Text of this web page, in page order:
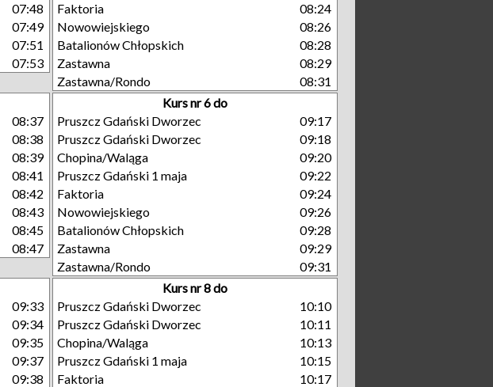
07:48
07:49
07:51
07:53
Faktoria
08:24
Nowowiejskiego
08:26
Batalionów Chłopskich
08:28
Zastawna
08:29
Zastawna/Rondo
08:31
08:37
08:38
08:39
08:41
08:42
08:43
08:45
08:47
Kurs nr 6 do
Pruszcz Gdański Dworzec
09:17
Pruszcz Gdański Dworzec
09:18
Chopina/Waląga
09:20
Pruszcz Gdański 1 maja
09:22
Faktoria
09:24
Nowowiejskiego
09:26
Batalionów Chłopskich
09:28
Zastawna
09:29
Zastawna/Rondo
09:31
09:33
09:34
09:35
09:37
09:38
Kurs nr 8 do
Pruszcz Gdański Dworzec
10:10
Pruszcz Gdański Dworzec
10:11
Chopina/Waląga
10:13
Pruszcz Gdański 1 maja
10:15
Faktoria
10:17